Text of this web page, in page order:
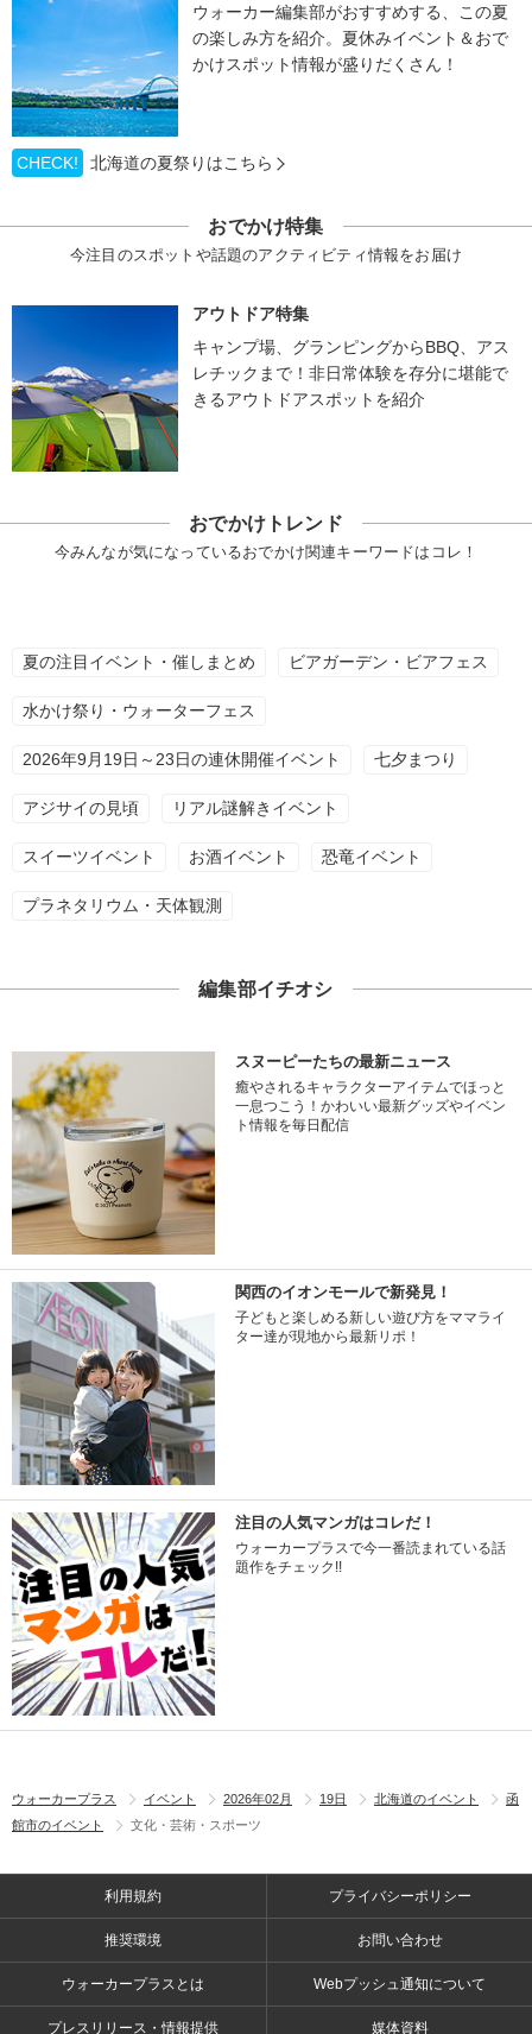
ウォーカー編集部がおすすめする、この夏
の楽しみ方を紹介。夏休みイベント＆おで
かけスポット情報が盛りだくさん！
CHECK! 北海道の夏祭りはこちら
おでかけ特集
今注目のスポットや話題のアクティビティ情報をお届け
アウトドア特集
キャンプ場、グランピングからBBQ、アス
レチックまで！非日常体験を存分に堪能で
きるアウトドアスポットを紹介
おでかけトレンド
今みんなが気になっているおでかけ関連キーワードはコレ！
夏の注目イベント・催しまとめ ビアガーデン・ビアフェス
水かけ祭り・ウォーターフェス
2026年9月19日～23日の連休開催イベント 七夕まつり
アジサイの見頃 リアル謎解きイベント
スイーツイベント お酒イベント 恐竜イベント
プラネタリウム・天体観測
編集部イチオシ
スヌーピーたちの最新ニュース
癒やされるキャラクターアイテムでほっと
一息つこう！かわいい最新グッズやイベン
ト情報を毎日配信
関西のイオンモールで新発見！
子どもと楽しめる新しい遊び方をママライ
ター達が現地から最新リポ！
注目の人気マンガはコレだ！
ウォーカープラスで今一番読まれている話
題作をチェック!!
ウォーカープラス イベント 2026年02月 19日 北海道のイベント
函
館市のイベント
文化・芸術・スポーツ
利用規約 プライバシーポリシー
推奨環境 お問い合わせ
ウォーカープラスとは Webプッシュ通知について
プレスリリース・情報提供 媒体資料